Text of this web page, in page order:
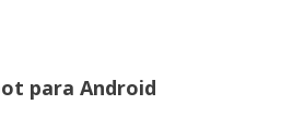
para Android